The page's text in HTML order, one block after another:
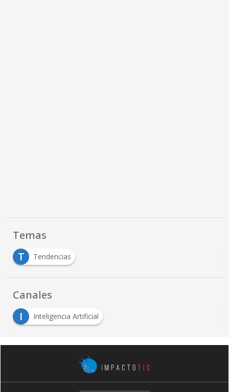
Temas
T
Tendencias
Canales
I
Inteligencia Artificial